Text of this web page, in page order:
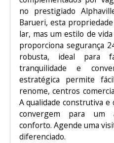
no prestigiado
Barueri, esta
lar, mas um estilo de
proporciona segurança
robusta, ideal para
tranquilidade e
estratégica permite
renome, centros
A qualidade construtiva
convergem para um
conforto. Agende uma
diferenciado.